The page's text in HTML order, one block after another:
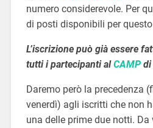
numero considerevole. Per
di posti disponibili per
L’iscrizione può già essere
tutti i partecipanti alCAMP di
Daremo però la precedenza
venerdì) agli iscritti che non
una delle prime due notti. Da